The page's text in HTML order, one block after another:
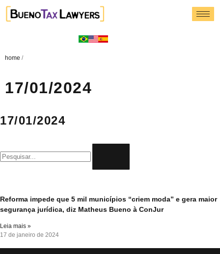
home /
17/01/2024
17/01/2024
Reforma impede que 5 mil municípios “criem moda” e gera maior
segurança jurídica, diz Matheus Bueno à ConJur
Leia mais »
17 de janeiro de 2024